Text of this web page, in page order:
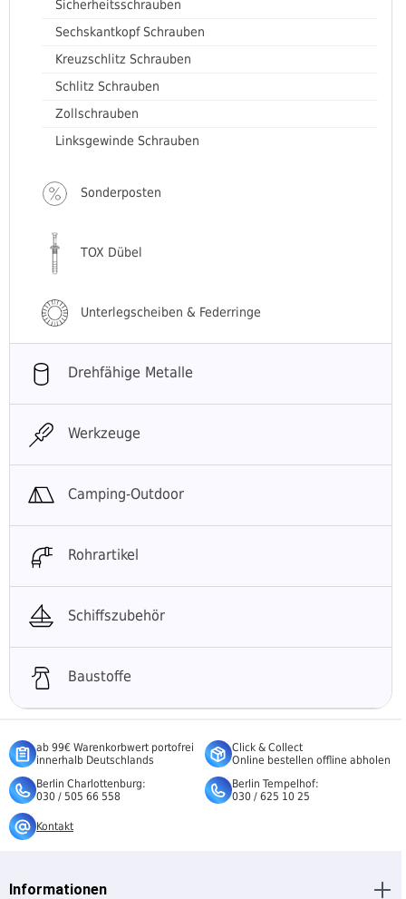
Sicherheitsschrauben
Sechskantkopf Schrauben
Kreuzschlitz Schrauben
Schlitz Schrauben
Zollschrauben
Linksgewinde Schrauben
Sonderposten
TOX Dübel
Unterlegscheiben & Federringe
Drehfähige Metalle
Werkzeuge
Camping-Outdoor
Rohrartikel
Schiffszubehör
Baustoffe
ab 99€ Warenkorbwert portofrei
innerhalb Deutschlands
Click & Collect
Online bestellen offline abholen
Berlin Charlottenburg:
030 / 505 66 558
Berlin Tempelhof:
030 / 625 10 25
Kontakt
Informationen